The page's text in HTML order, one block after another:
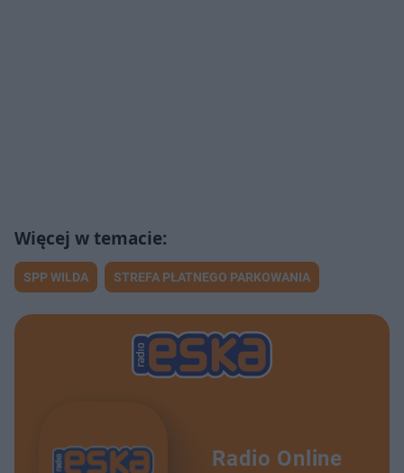
SPP WILDA STREFA PŁATNEGO PARKOWANIA
Radio Online